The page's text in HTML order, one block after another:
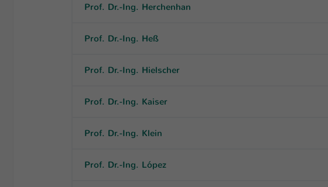
Prof. Dr.-Ing. Herchenhan
Prof. Dr.-Ing. Heß
Prof. Dr.-Ing. Hielscher
Prof. Dr.-Ing. Kaiser
Prof. Dr.-Ing. Klein
Prof. Dr.-Ing. López